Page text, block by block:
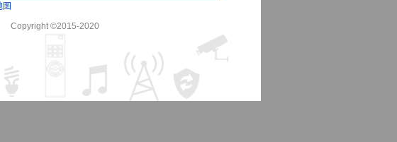
图
Copyright ©2015-2020